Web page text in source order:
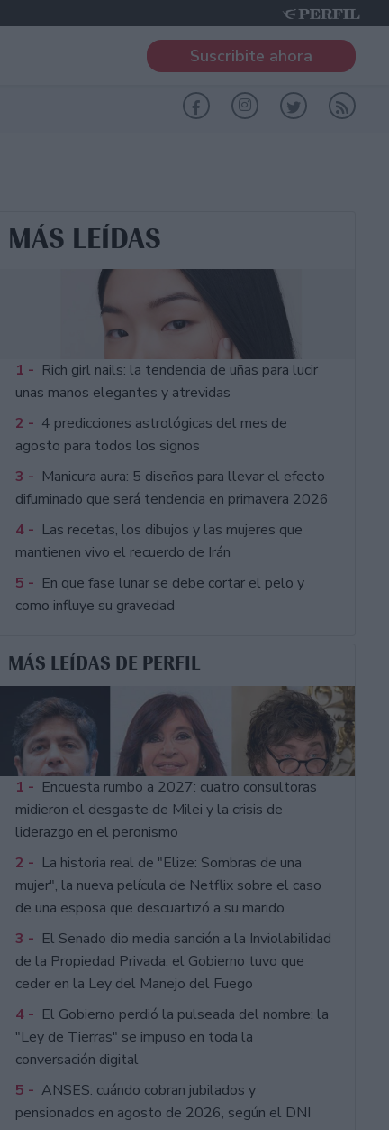
Suscribite ahora
MÁS LEÍDAS
1 - Rich girl nails: la tendencia de uñas para lucir
unas manos elegantes y atrevidas
2 - 4 predicciones astrológicas del mes de
agosto para todos los signos
3 - Manicura aura: 5 diseños para llevar el efecto
difuminado que será tendencia en primavera 2026
4 - Las recetas, los dibujos y las mujeres que
mantienen vivo el recuerdo de Irán
5 - En que fase lunar se debe cortar el pelo y
como influye su gravedad
MÁS LEÍDAS DE PERFIL
1 - Encuesta rumbo a 2027: cuatro consultoras
midieron el desgaste de Milei y la crisis de
liderazgo en el peronismo
2 - La historia real de "Elize: Sombras de una
mujer", la nueva película de Netflix sobre el caso
de una esposa que descuartizó a su marido
3 - El Senado dio media sanción a la Inviolabilidad
de la Propiedad Privada: el Gobierno tuvo que
ceder en la Ley del Manejo del Fuego
4 - El Gobierno perdió la pulseada del nombre: la
"Ley de Tierras" se impuso en toda la
conversación digital
5 - ANSES: cuándo cobran jubilados y
pensionados en agosto de 2026, según el DNI